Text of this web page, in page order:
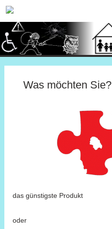
Was möchten Sie?
das günstigste Produkt
oder